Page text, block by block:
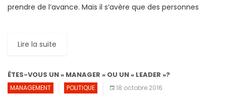
prendre de l’avance. Mais il s’avère que des personnes
Lire la suite
ÊTES-VOUS UN « MANAGER » OU UN « LEADER »?
MANAGEMENT POLITIQUE 18 octobre 2016